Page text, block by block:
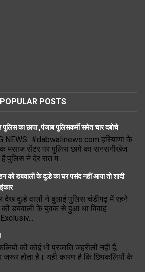
POPULAR POSTS
का छापा ,पंजाब पुलिसकर्मी समेत चार दबोचे
NEWS #dabwalinews.com हरियाणा के
मसाज सेंटर पर पुलिस छापे का सनसनीखेज
ने देर रात म...
को डबवाली के दुल्हे का घर पसंद नहीं आया तो शादी
देख दुल्हे वालों ने बुलाई पुलिस चंडीगढ़ में रहने
डबवाली के युवक से हुआ था विवाह
की कोई भी प्रजाति जहरीली नहीं है,
होता है। यही कारण है कि छिपकलियों के